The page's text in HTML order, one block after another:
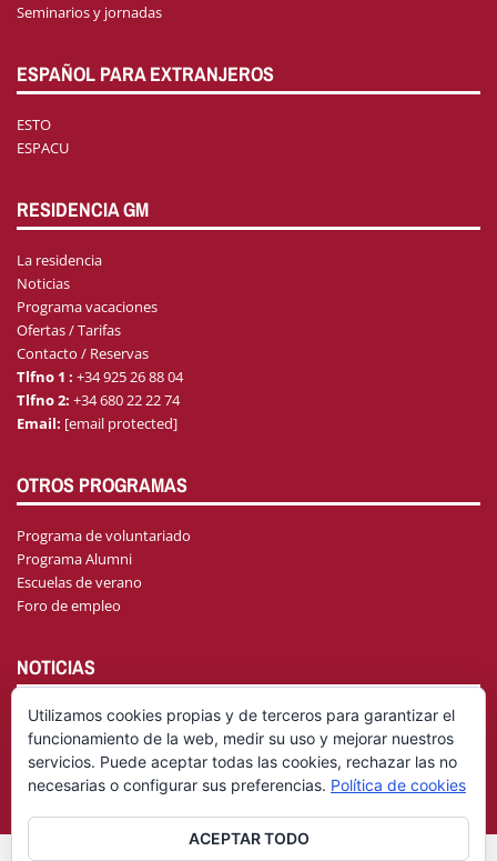
Seminarios y jornadas
ESPAÑOL PARA EXTRANJEROS
ESTO
ESPACU
RESIDENCIA GM
La residencia
Noticias
Programa vacaciones
Ofertas / Tarifas
Contacto / Reservas
Tlfno 1 : +34 925 26 88 04
Tlfno 2: +34 680 22 22 74
Email: [email protected]
OTROS PROGRAMAS
Programa de voluntariado
Programa Alumni
Escuelas de verano
Foro de empleo
NOTICIAS
AGENDA
Utilizamos cookies propias y de terceros para garantizar el
funcionamiento de la web, medir su uso y mejorar nuestros
servicios. Puede aceptar todas las cookies, rechazar las no
necesarias o configurar sus preferencias. Política de cookies
ACEPTAR TODO